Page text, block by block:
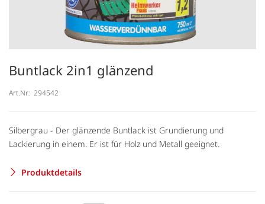
Buntlack 2in1 glänzend
Art.Nr.: 294542
Silbergrau - Der glänzende Buntlack ist Grundierung und
Lackierung in einem. Er ist für Holz und Metall geeignet.
Produktdetails